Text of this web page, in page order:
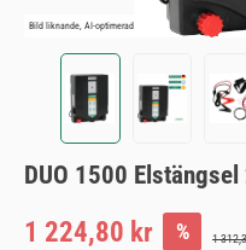
Bild liknande, AI-optimerad
DUO 1500
Försäljningspris:
1 224,80 kr % 1